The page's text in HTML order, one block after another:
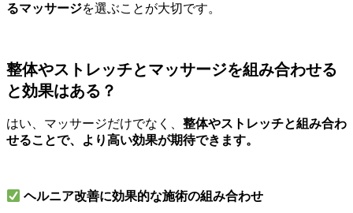
るマッサージを選ぶことが大切です。
整体やストレッチとマッサージを組み合わせる
と効果はある？
はい、マッサージだけでなく、 整体やストレッチと組み合わ
せることで、より高い効果が期待できます。
ヘルニア改善に効果的な施術の組み合わせ